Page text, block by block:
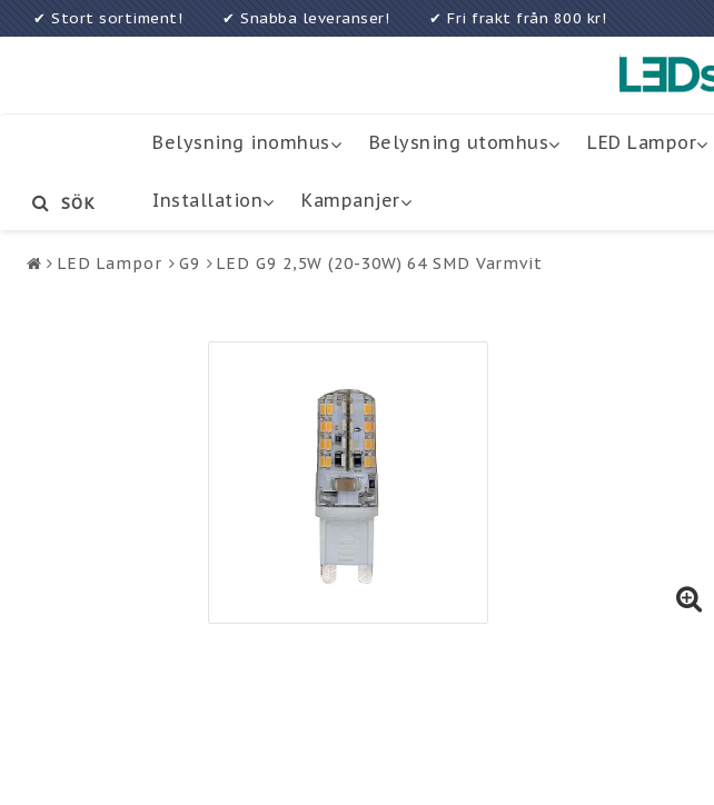
✔ Stort sortiment! ✔ Snabba leveranser! ✔ Fri frakt från 800 kr!
Belysning inomhus Belysning utomhus LED Lampor
Installation Kampanjer
SÖK
LED Lampor G9 LED G9 2,5W (20-30W) 64 SMD Varmvit